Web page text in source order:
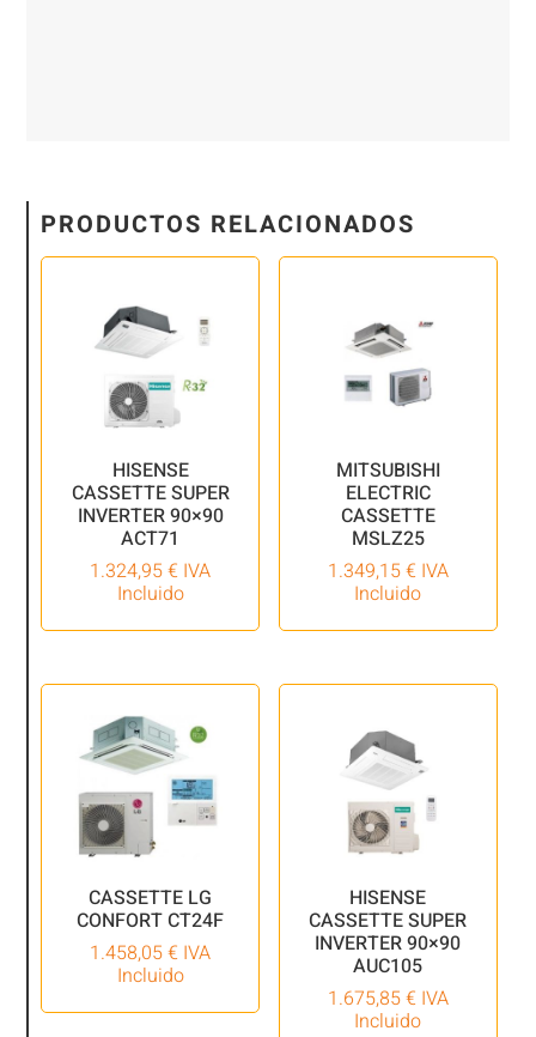
PRODUCTOS RELACIONADOS
HISENSE
CASSETTE SUPER
INVERTER 90×90
ACT71
1.324,95€ IVA
Incluido
MITSUBISHI
ELECTRIC
CASSETTE
MSLZ25
1.349,15€ IVA
Incluido
CASSETTE LG
CONFORT CT24F
1.458,05€ IVA
Incluido
HISENSE
CASSETTE SUPER
INVERTER 90×90
AUC105
1.675,85€ IVA
Incluido